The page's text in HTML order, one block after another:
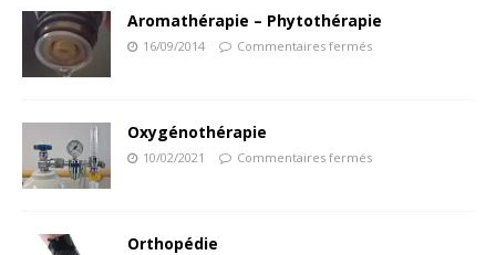
Aromathérapie – Phytothérapie
16/09/2014 Commentaires fermés
Oxygénothérapie
10/02/2021 Commentaires fermés
Orthopédie